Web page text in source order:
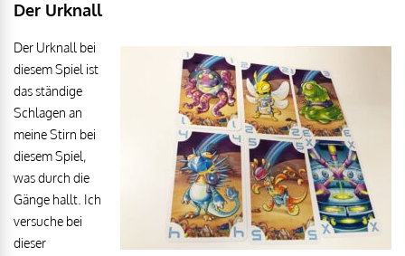
Der Urknall
Der Urknall bei
diesem Spiel ist
das ständige
Schlagen an
meine Stirn bei
diesem Spiel,
was durch die
Gänge hallt. Ich
versuche bei
dieser